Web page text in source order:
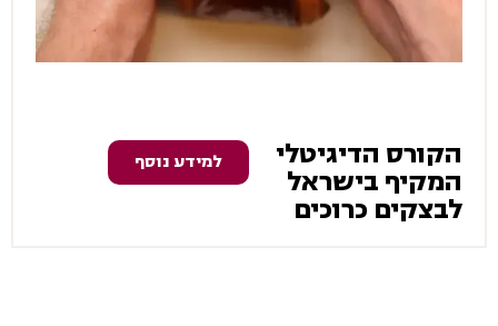
הקורס הדיגיטלי
המקיף בישראל
לבצקים כרוכים
למידע נוסף